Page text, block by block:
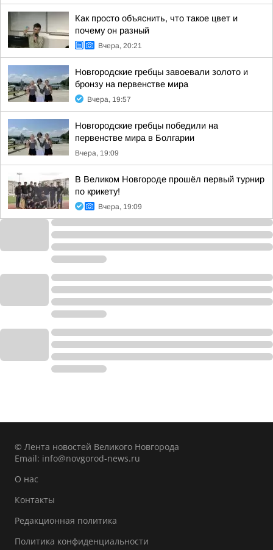
Как просто объяснить, что такое цвет и
почему он разный
Вчера, 20:21
Новгородские гребцы завоевали золото и
бронзу на первенстве мира
Вчера, 19:57
Новгородские гребцы победили на
первенстве мира в Болгарии
Вчера, 19:09
В Великом Новгороде прошёл первый турнир
по крикету!
Вчера, 19:09
© Лента новостей Великого Новгорода
Email: info@novgorod-news.ru
О нас
Контакты
Редакционная политика
Политика конфиденциальности